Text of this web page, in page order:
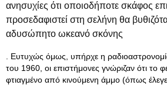
ανησυχίες ότι οποιοδήποτε σκάφος
προσεδαφιστεί στη σελήνη θα
αδυσώπητο ωκεανό σκόνης
. Ευτυχώς όμως, υπήρχε η
του 1960, οι επιστήμονες γνώριζαν ότι το
φτιαγμένο από κινούμενη άμμο (όπως